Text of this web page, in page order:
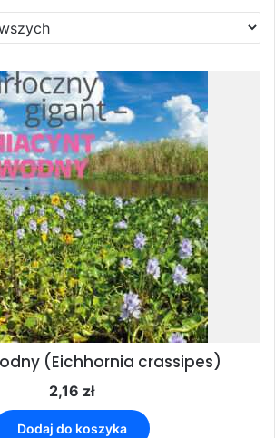
według
najnowszych
(Eichhornia crassipes)
2,16 zł
Dodaj do koszyka